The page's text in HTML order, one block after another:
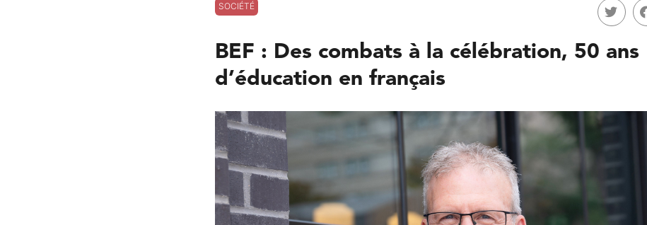
SOCIÉTÉ
BEF : Des combats à la célébration, 50 ans
d’éducation en français